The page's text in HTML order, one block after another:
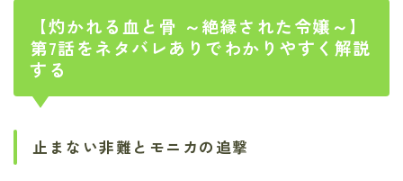
【灼かれる血と骨 ～絶縁された令嬢～】
第7話をネタバレありでわかりやすく解説
する
止まない非難とモニカの追撃